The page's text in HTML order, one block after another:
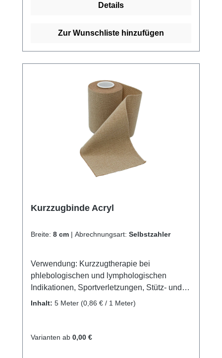
unserem schnellen Versand und unserem
Details
Zur Wunschliste hinzufügen
Kurzzugbinde Acryl
Breite: 8 cm | Abrechnungsart: Selbstzahler
Verwendung: Kurzzugtherapie bei
phlebologischen und lymphologischen
Indikationen, Sportverletzungen, Stütz- und
Enlastungsverbände Produktqualität:
Polyacrylatkleber, HypoallergenKaufen Sie
Inhalt: 5 Meter (0,86 € / 1 Meter)
Varianten ab 0,00 €